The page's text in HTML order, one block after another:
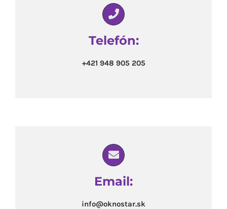
Telefón:
+421 948 905 205
Email:
info@oknostar.sk